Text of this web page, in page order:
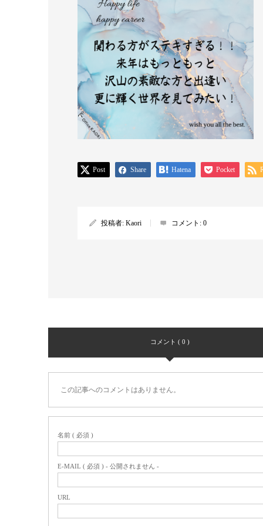
Post Share Hatena Pocket
投稿者: Kaori コメント: 0
コメント ( 0 )
この記事へのコメントはありません。
名前 ( 必須 )
E-MAIL ( 必須 ) - 公開されません -
URL